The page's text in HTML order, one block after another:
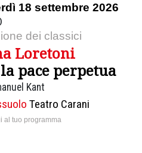
18 settembre 2026
dei classici
Loretoni
pace perpetua
Kant
Teatro Carani
al tuo programma